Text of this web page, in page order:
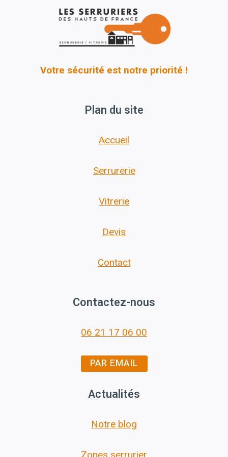
Votre sécurité est notre priorité !
Plan du site
Accueil
Serrurerie
Vitrerie
Devis
Contact
Contactez-nous
06 21 17 06 00
PAR EMAIL
Actualités
Notre blog